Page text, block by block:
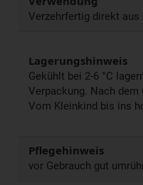
Verzehrfertig direkt aus
Lagerungshinweis
Gekühlt bei 2-6 °C
Verpackung. Nach dem
Vom Kleinkind bis ins
Pflegehinweis
vor Gebrauch gut